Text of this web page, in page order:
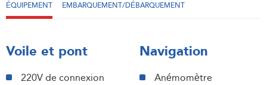
ÉQUIPEMENT EMBARQUEMENT/DÉBARQUEMENT
Voile et pont
220V de connexion
Navigation
Anémomètre